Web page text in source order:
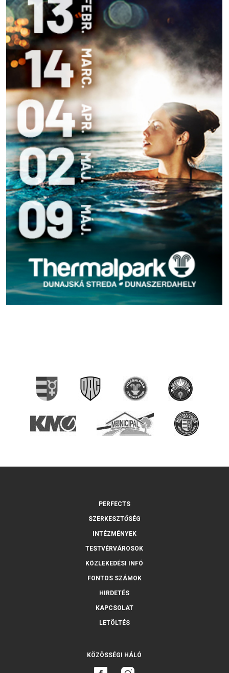
PERFECTS
SZERKESZTŐSÉG
INTÉZMÉNYEK
TESTVÉRVÁROSOK
KÖZLEKEDÉSI INFÓ
FONTOS SZÁMOK
HIRDETÉS
KAPCSOLAT
LETÖLTÉS
KÖZÖSSÉGI HÁLÓ